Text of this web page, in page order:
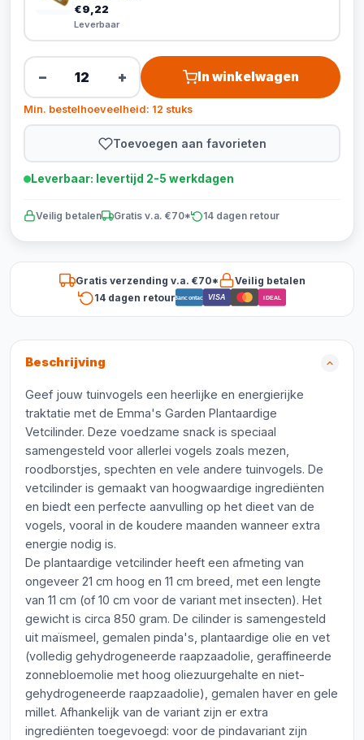
€9,22
Leverbaar
− + In winkelwagen
Min. bestelhoeveelheid: 12 stuks
Toevoegen aan favorieten
Leverbaar: levertijd 2-5 werkdagen
Veilig betalen Gratis v.a. €70* 14 dagen retour
Gratis verzending v.a. €70*
Veilig betalen
14 dagen retourBancontact VISA iDEAL
Beschrijving
Geef jouw tuinvogels een heerlijke en energierijke
traktatie met de Emma's Garden Plantaardige
Vetcilinder. Deze voedzame snack is speciaal
samengesteld voor allerlei vogels zoals mezen,
roodborstjes, spechten en vele andere tuinvogels. De
vetcilinder is gemaakt van hoogwaardige ingrediënten
en biedt een perfecte aanvulling op het dieet van de
vogels, vooral in de koudere maanden wanneer extra
energie nodig is.
De plantaardige vetcilinder heeft een afmeting van
ongeveer 21 cm hoog en 11 cm breed, met een lengte
van 11 cm (of 10 cm voor de variant met insecten). Het
gewicht is circa 850 gram. De cilinder is samengesteld
uit maïsmeel, gemalen pinda's, plantaardige olie en vet
(volledig gehydrogeneerde raapzaadolie, geraffineerde
zonnebloemolie met hoog oliezuurgehalte en niet-
gehydrogeneerde raapzaadolie), gemalen haver en gele
millet. Afhankelijk van de variant zijn er extra
ingrediënten toegevoegd: voor de pindavariant zijn